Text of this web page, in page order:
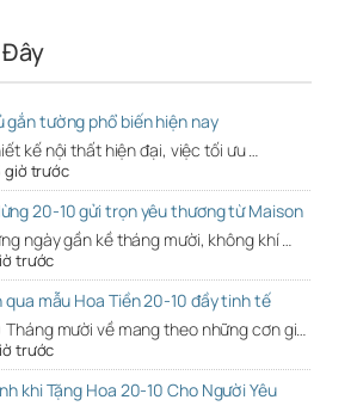
gắn tường phổ biến hiện nay
kế nội thất hiện đại, việc tối ưu …
giờ trước
20-10 gửi trọn yêu thương từ Maison
ngày gần kề tháng mười, không khí …
trước
mẫu Hoa Tiền 20-10 đầy tinh tế
Tháng mười về mang theo những cơn gi…
trước
khi Tặng Hoa 20-10 Cho Người Yêu